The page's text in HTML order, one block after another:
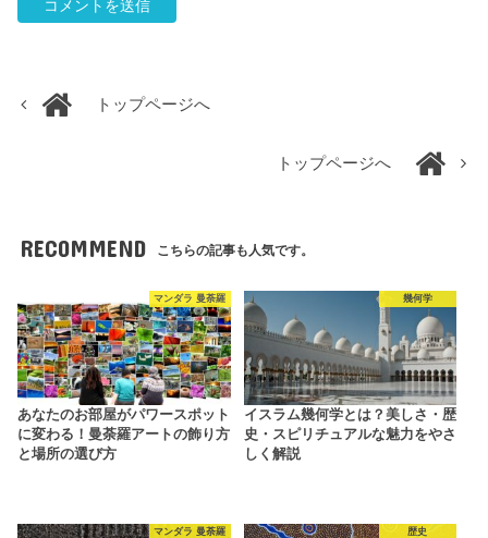
トップページへ
トップページへ
RECOMMEND こちらの記事も人気です。
マンダラ 曼荼羅
あなたのお部屋がパワースポット
に変わる！曼荼羅アートの飾り方
と場所の選び方
幾何学
イスラム幾何学とは？美しさ・歴
史・スピリチュアルな魅力をやさ
しく解説
マンダラ 曼荼羅 歴史